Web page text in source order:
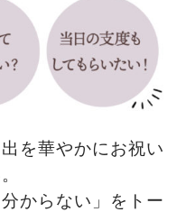
を華やかにお祝い
からない」をトー